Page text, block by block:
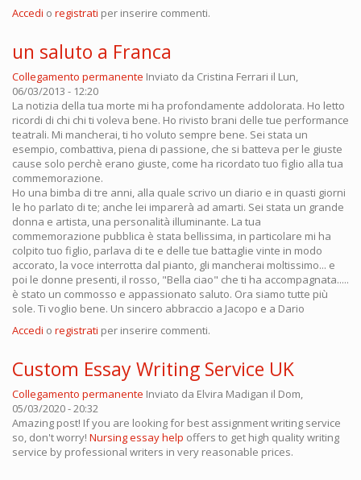
Accedi o registrati per inserire commenti.
un saluto a Franca
Collegamento permanente Inviato da Cristina Ferrari il Lun,
06/03/2013 - 12:20
La notizia della tua morte mi ha profondamente addolorata. Ho letto
ricordi di chi chi ti voleva bene. Ho rivisto brani delle tue performance
teatrali. Mi mancherai, ti ho voluto sempre bene. Sei stata un
esempio, combattiva, piena di passione, che si batteva per le giuste
cause solo perchè erano giuste, come ha ricordato tuo figlio alla tua
commemorazione.
Ho una bimba di tre anni, alla quale scrivo un diario e in quasti giorni
le ho parlato di te; anche lei imparerà ad amarti. Sei stata un grande
donna e artista, una personalità illuminante. La tua
commemorazione pubblica è stata bellissima, in particolare mi ha
colpito tuo figlio, parlava di te e delle tue battaglie vinte in modo
accorato, la voce interrotta dal pianto, gli mancherai moltissimo... e
poi le donne presenti, il rosso, "Bella ciao" che ti ha accompagnata.....
è stato un commosso e appassionato saluto. Ora siamo tutte più
sole. Ti voglio bene. Un sincero abbraccio a Jacopo e a Dario
Accedi o registrati per inserire commenti.
Custom Essay Writing Service UK
Collegamento permanente Inviato da Elvira Madigan il Dom,
05/03/2020 - 20:32
Amazing post! If you are looking for best assignment writing service
so, don't worry! Nursing essay help offers to get high quality writing
service by professional writers in very reasonable prices.